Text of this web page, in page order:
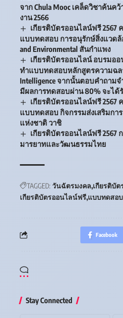
จาก Chula Mooc เคล็ดวิชาค้นค
งาน 2566
เกียรติบัตรออนไลน์ฟรี 2567
แบบทดสอบ การอนุรักษ์สิ่งแวดล้อ
and Environmental สันกำแพง
เกียรติบัตรออนไลน์ อบรมอ
ทำแบบทดสอบหลักสูตรความฉล
Intelligence จากนั้นตอบคำถาม
มีผลการทดสอบผ่าน 80% จะได้
เกียรติบัตรออนไลน์ฟรี 2567
แบบทดสอบ กิจกรรมส่งเสริมกา
แห่งชาติ วาชิ
เกียรติบัตรออนไลน์ฟรี 2567
มารยาทและวัฒนธรรมไทย
TAGGED: วันฉัตรมงคล เกียรติบั
เกียรติบัตรออนไลน์ฟรี แบบทดสอ
Facebook
Stay Connected